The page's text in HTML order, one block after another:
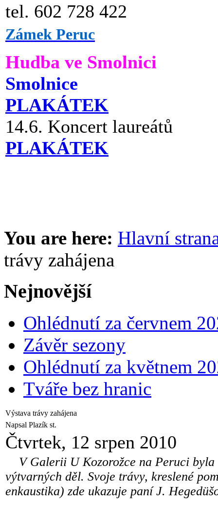
tel. 602 728 422
Zámek Peruc
Hudba ve Smolnici
Smolnice
PLAKÁTEK
14.6. Koncert laureátů
PLAKÁTEK
You are here: Hlavní
trávy zahájena
Nejnovější
Ohlédnutí za červnem
Závěr sezony
Ohlédnutí za květnem
Tváře bez hranic
Výstava trávy zahájena
Napsal Plazík st.
Čtvrtek, 12 srpen 2010
V Galerii U Kozorožce na Peruci byla
výtvarných děl. Svoje trávy, kreslené
enkaustika) zde ukazuje paní J.